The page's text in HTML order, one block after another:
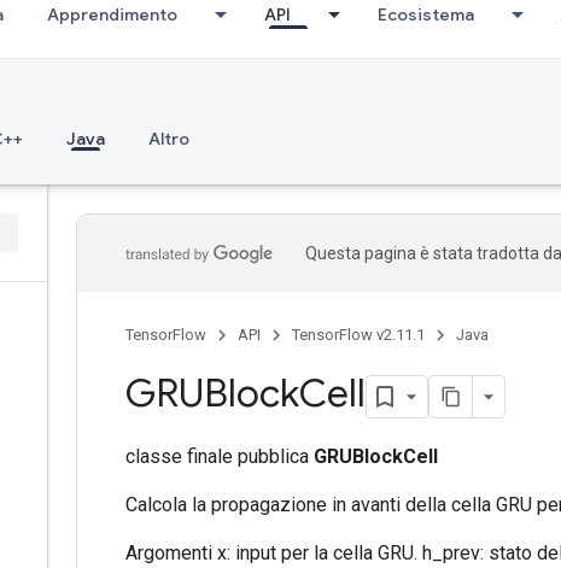
Apprendimento API Ecosistema
Java Altro
Questa pagina è stata tradotta
TensorFlow API TensorFlow v2.11.1 Java
GRUBlockCell
classe finale pubblica GRUBlockCell
Calcola la propagazione in avanti della cella GRU
Argomenti x: input per la cella GRU. h_prev: stato